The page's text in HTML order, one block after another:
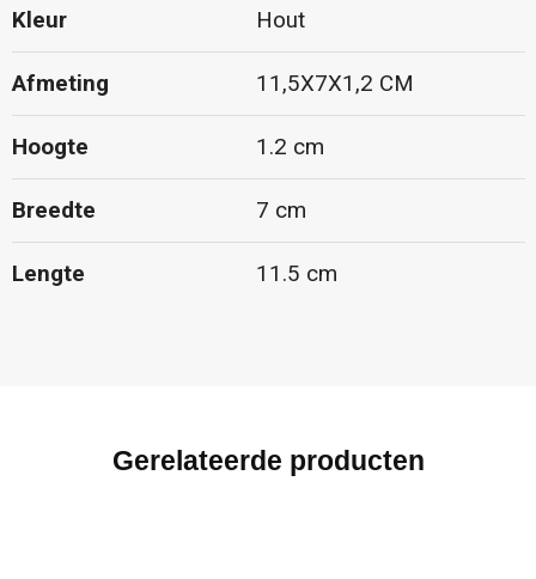
Kleur Hout
Afmeting 11,5X7X1,2 CM
Hoogte 1.2 cm
Breedte 7 cm
Lengte 11.5 cm
Gerelateerde producten